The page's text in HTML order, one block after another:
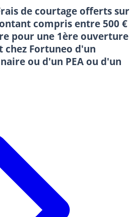
de courtage offerts sur
compris entre 500 €
pour une 1ère ouverture
Fortuneo d'un
ou d'un PEA ou d'un